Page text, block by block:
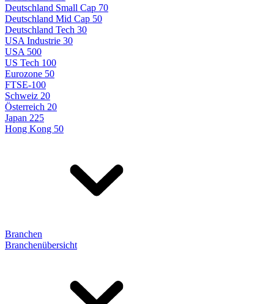
Deutschland Small Cap 70
Deutschland Mid Cap 50
Deutschland Tech 30
USA Industrie 30
USA 500
US Tech 100
Eurozone 50
FTSE-100
Schweiz 20
Österreich 20
Japan 225
Hong Kong 50
Branchen
Branchenübersicht